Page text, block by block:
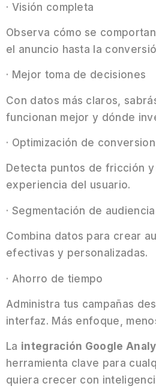
· Visión completa
Observa cómo se
el anuncio hasta la
· Mejor toma de decisiones
Con datos más claros,
funcionan mejor y dónde
· Optimización de
Detecta puntos de fricción y
experiencia del usuario.
· Segmentación de
Combina datos para crear
efectivas y personalizadas.
· Ahorro de tiempo
Administra tus campañas
interfaz. Más enfoque,
La integración Google
herramienta clave para
quiera crecer con